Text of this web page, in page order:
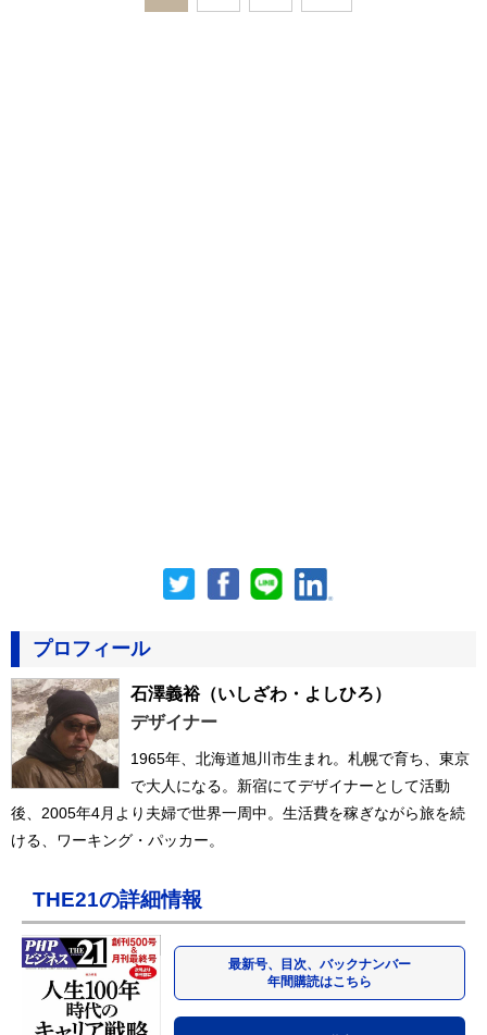
プロフィール
石澤義裕（いしざわ・よしひろ）
デザイナー
1965年、北海道旭川市生まれ。札幌で育ち、東京
で大人になる。新宿にてデザイナーとして活動
後、2005年4月より夫婦で世界一周中。生活費を稼ぎながら旅を続
ける、ワーキング・パッカー。
THE21の詳細情報
最新号、目次、バックナンバー
年間購読はこちら